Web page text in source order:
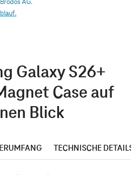
AG.
Galaxy S26+
Case auf
Blick
TECHNISCHE DETAILS